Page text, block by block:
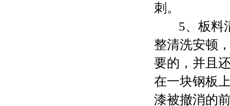
刺。
5、板料
整清洗安顿
要的，并且
在一块钢板
漆被撤消的